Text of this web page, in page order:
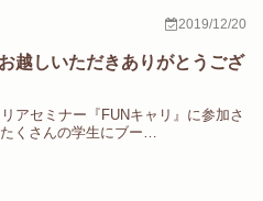
2019/12/20
越しいただきありがとうござ
アセミナー『FUNキャリ』に参加さ
くさんの学生にブー…